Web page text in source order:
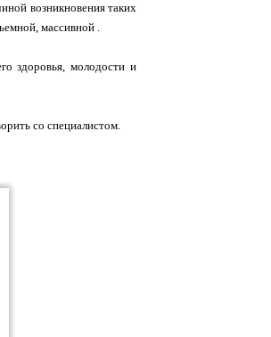
возникновения таких
массивной .
здоровья, молодости и
со специалистом.